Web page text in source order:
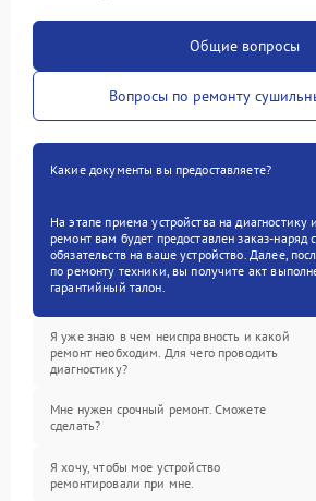
Общие вопросы
Вопросы по ремонту
Какие документы вы предоставляете?
На этапе приема устройства на
ремонт вам будет предоставлен заказ-наряд
обязательств на ваше устройство. Далее,
по ремонту техники, вы получите акт
гарантийный талон.
Я уже знаю в чем неисправность и какой
ремонт необходим. Для чего проводить
диагностику?
Мне нужен срочный ремонт. Сможете
сделать?
Я хочу, чтобы мое устройство
ремонтировали при мне.